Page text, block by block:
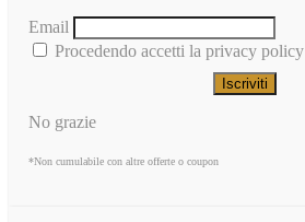
Email
Procedendo accetti la privacy policy
No grazie
*Non cumulabile con altre offerte o coupon